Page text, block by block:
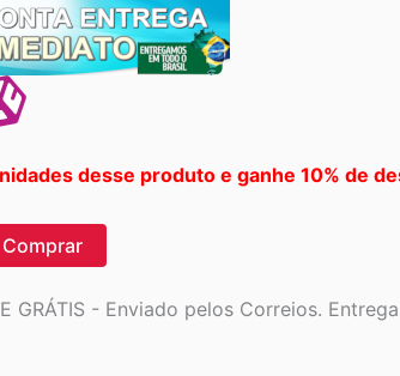
desse produto e ganhe 10% de
Comprar
GRÁTIS - Enviado pelos Correios.